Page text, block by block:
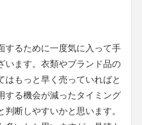
するために一度気に入って手
います。衣類やブランド品の
はもっと早く売っていればと
する機会が減ったタイミング
断しやすいかと思います。